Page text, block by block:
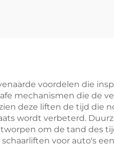
voordelen die
mechanismen die de
deze liften de tijd die
wordt verbeterd.
om de tand des
voor auto's